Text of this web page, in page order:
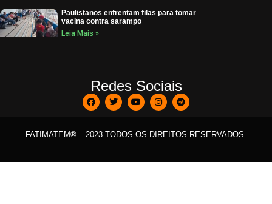
Paulistanos enfrentam filas para tomar
vacina contra sarampo
Leia Mais »
Redes Sociais
FATIMATEM® – 2023 TODOS OS DIREITOS RESERVADOS.